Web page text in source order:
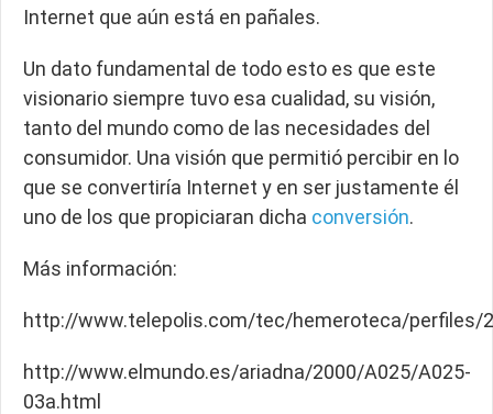
Internet que aún está en pañales.
Un dato fundamental de todo esto es que este
visionario siempre tuvo esa cualidad, su visión,
tanto del mundo como de las necesidades del
consumidor. Una visión que permitió percibir en lo
que se convertiría Internet y en ser justamente él
uno de los que propiciaran dicha conversión.
Más información:
http://www.telepolis.com/tec/hemeroteca/perfiles/
http://www.elmundo.es/ariadna/2000/A025/A025-
03a.html